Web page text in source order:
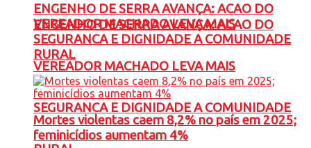
ENGENHO DE SERRA AVANÇA: ACAO DO
VEREADOR MACHADO LEVA MAIS
SEGURANCA E DIGNIDADE A COMUNIDADE
ENGENHO DE SERRA AVANÇA: ACAO DO
VEREADOR MACHADO LEVA MAIS
SEGURANCA E DIGNIDADE A COMUNIDADE
RURAL
Mortes violentas caem 8,2% no país em 2025;
feminicídios aumentam 4%